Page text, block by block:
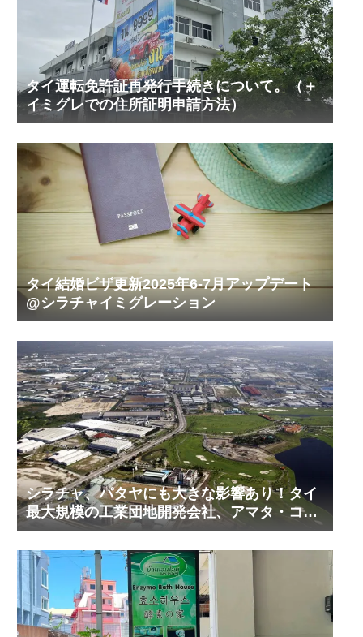
タイ運転免許証再発行手続きについて。（＋
イミグレでの住所証明申請方法）
タイ結婚ビザ更新2025年6-7月アップデート
@シラチャイミグレーション
シラチャ、パタヤにも大きな影響あり！タイ
最大規模の工業団地開発会社、アマタ・コー
ポレーションの工業団地の今！その２